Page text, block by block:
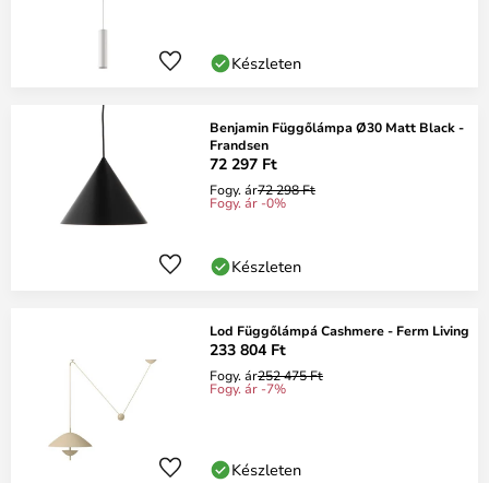
Készleten
Benjamin Függőlámpa Ø30 Matt Black -
Frandsen
72 297 Ft
Fogy. ár72 298 Ft
Fogy. ár -0%
Készleten
Lod Függőlámpá Cashmere - Ferm Living
233 804 Ft
Fogy. ár252 475 Ft
Fogy. ár -7%
Készleten